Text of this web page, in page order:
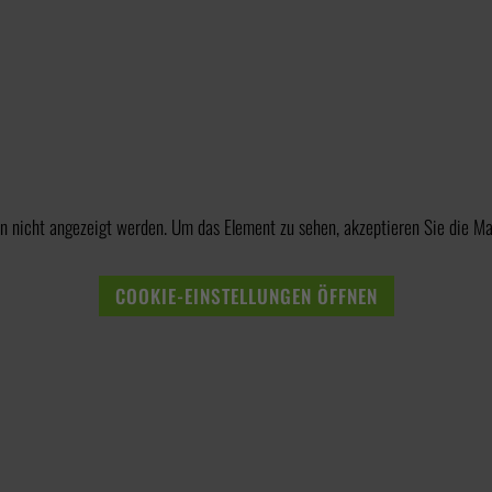
nicht angezeigt werden. Um das Element zu sehen, akzeptieren Sie die
COOKIE-EINSTELLUNGEN ÖFFNEN